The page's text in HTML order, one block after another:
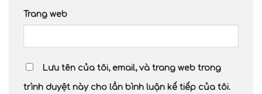
Trang web
Lưu tên của tôi, email, và trang web trong
trình duyệt này cho lần bình luận kế tiếp của tôi.